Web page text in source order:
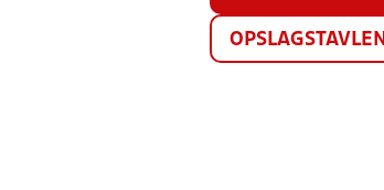
OPSLAGSTAVLEN